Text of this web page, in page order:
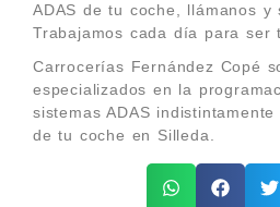
ADAS de tu coche, llámanos y
Trabajamos cada día para ser
Carrocerías Fernández Copé
especializados en la
sistemas ADAS
de tu coche en Silleda.